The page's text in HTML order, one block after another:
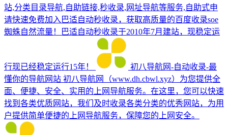
站,分类目录导航,自助链接,秒收录,网址导航等服务,自助式申
请快速免费加入巴适自动秒收录，获取高质量的百度收录soe
蜘蛛自然流量！巴适自动秒收录于2010年7月建站，现稳定运
行现已经稳定运行15年！
初八导航网-自动收录-最
懂你的导航网站 初八导航网（www.dh.cbwl.xyz）为您提供全
面、便捷、安全、实用的上网导航服务。在这里，您可以快速
找到各类优质网站，我们及时收录各类分类的优秀网站，为用
户提供简单便捷的上网导航服务，保障您的上网安全。